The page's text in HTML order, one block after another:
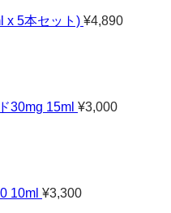
x 5本セット) ¥4,890
30mg 15ml ¥3,000
10ml ¥3,300